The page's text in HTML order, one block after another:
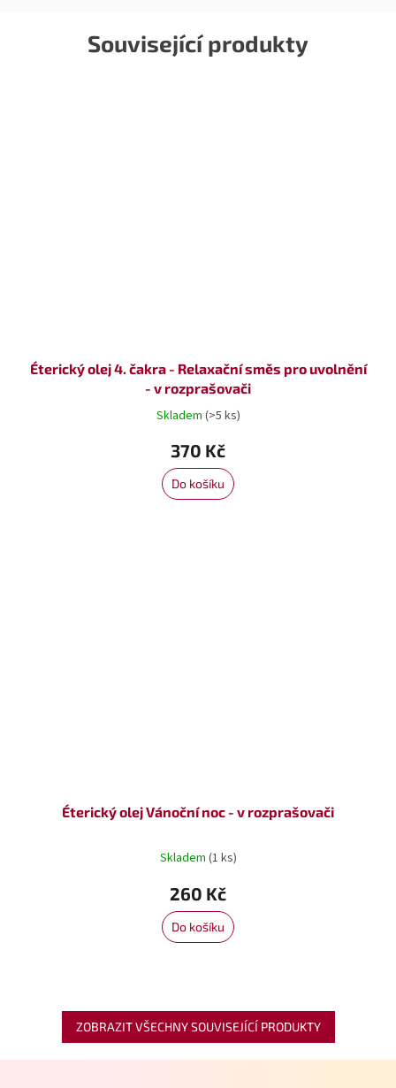
Související produkty
Éterický olej 4. čakra - Relaxační směs pro uvolnění
- v rozprašovači
Skladem (>5 ks)
370 Kč
Do košíku
Éterický olej Vánoční noc - v rozprašovači
Skladem (1 ks)
260 Kč
Do košíku
ZOBRAZIT VŠECHNY SOUVISEJÍCÍ PRODUKTY